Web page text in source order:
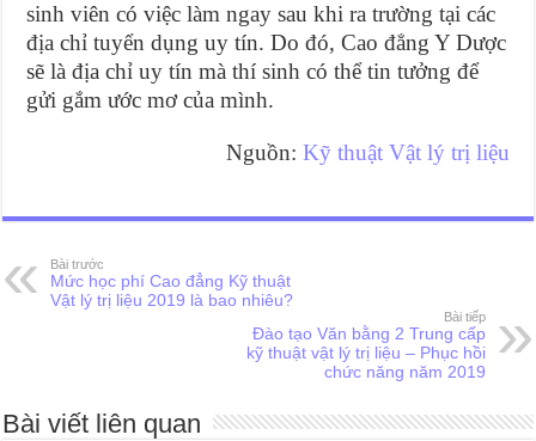
sinh viên có việc làm ngay sau khi ra trường tại các
địa chỉ tuyển dụng uy tín. Do đó, Cao đẳng Y Dược
sẽ là địa chỉ uy tín mà thí sinh có thể tin tưởng để
gửi gắm ước mơ của mình.
Nguồn: Kỹ thuật Vật lý trị liệu
Bài trước
Mức học phí Cao đẳng Kỹ thuật
Vật lý trị liệu 2019 là bao nhiêu?
Bài tiếp
Đào tạo Văn bằng 2 Trung cấp
kỹ thuật vật lý trị liệu – Phục hồi
chức năng năm 2019
Bài viết liên quan